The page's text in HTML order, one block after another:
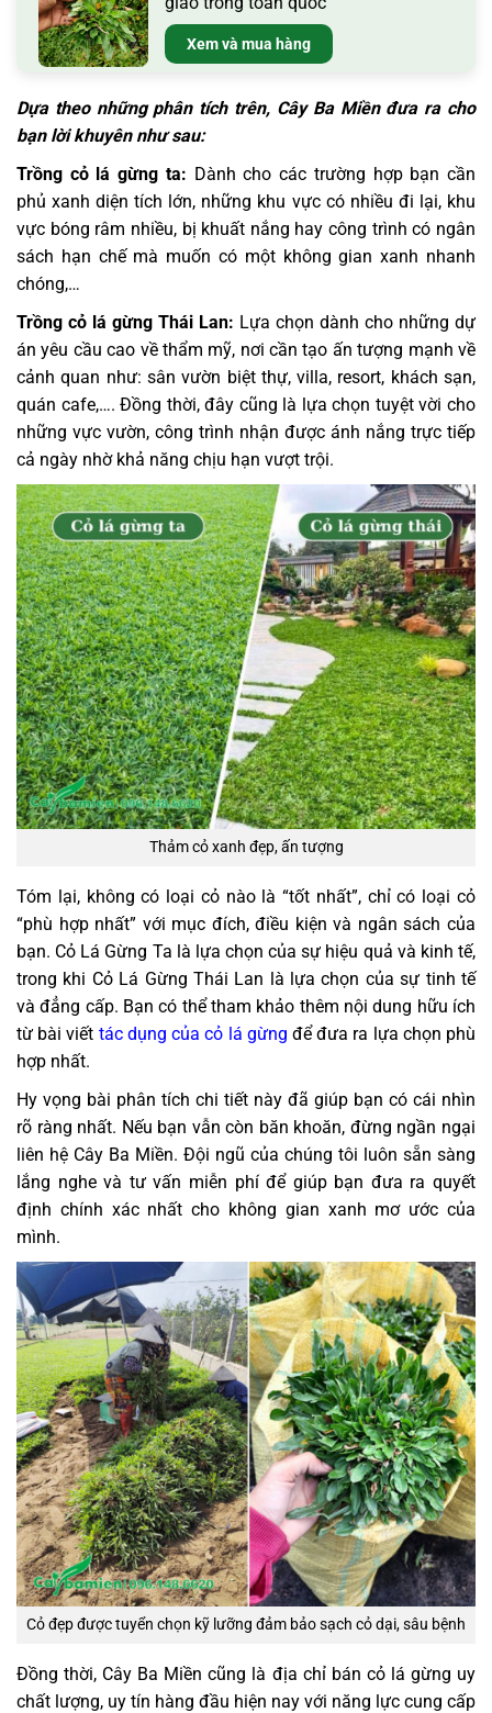
Xem và mua hàng
Dựa theo những phân tích trên, Cây Ba Miền đưa ra cho
bạn lời khuyên như sau:
Trồng cỏ lá gừng ta: Dành cho các trường hợp bạn cần
phủ xanh diện tích lớn, những khu vực có nhiều đi lại, khu
vực bóng râm nhiều, bị khuất nắng hay công trình có ngân
sách hạn chế mà muốn có một không gian xanh nhanh
chóng,…
Trồng cỏ lá gừng Thái Lan: Lựa chọn dành cho những dự
án yêu cầu cao về thẩm mỹ, nơi cần tạo ấn tượng mạnh về
cảnh quan như: sân vườn biệt thự, villa, resort, khách sạn,
quán cafe,…. Đồng thời, đây cũng là lựa chọn tuyệt vời cho
những vực vườn, công trình nhận được ánh nắng trực tiếp
cả ngày nhờ khả năng chịu hạn vượt trội.
Thảm cỏ xanh đẹp, ấn tượng
Tóm lại, không có loại cỏ nào là “tốt nhất”, chỉ có loại cỏ
“phù hợp nhất” với mục đích, điều kiện và ngân sách của
bạn. Cỏ Lá Gừng Ta là lựa chọn của sự hiệu quả và kinh tế,
trong khi Cỏ Lá Gừng Thái Lan là lựa chọn của sự tinh tế
và đẳng cấp. Bạn có thể tham khảo thêm nội dung hữu ích
từ bài viết tác dụng của cỏ lá gừng để đưa ra lựa chọn phù
hợp nhất.
Hy vọng bài phân tích chi tiết này đã giúp bạn có cái nhìn
rõ ràng nhất. Nếu bạn vẫn còn băn khoăn, đừng ngần ngại
liên hệ Cây Ba Miền. Đội ngũ của chúng tôi luôn sẵn sàng
lắng nghe và tư vấn miễn phí để giúp bạn đưa ra quyết
định chính xác nhất cho không gian xanh mơ ước của
mình.
Cỏ đẹp được tuyển chọn kỹ lưỡng đảm bảo sạch cỏ dại, sâu bệnh
Đồng thời, Cây Ba Miền cũng là địa chỉ bán cỏ lá gừng uy
chất lượng, uy tín hàng đầu hiện nay với năng lực cung cấp